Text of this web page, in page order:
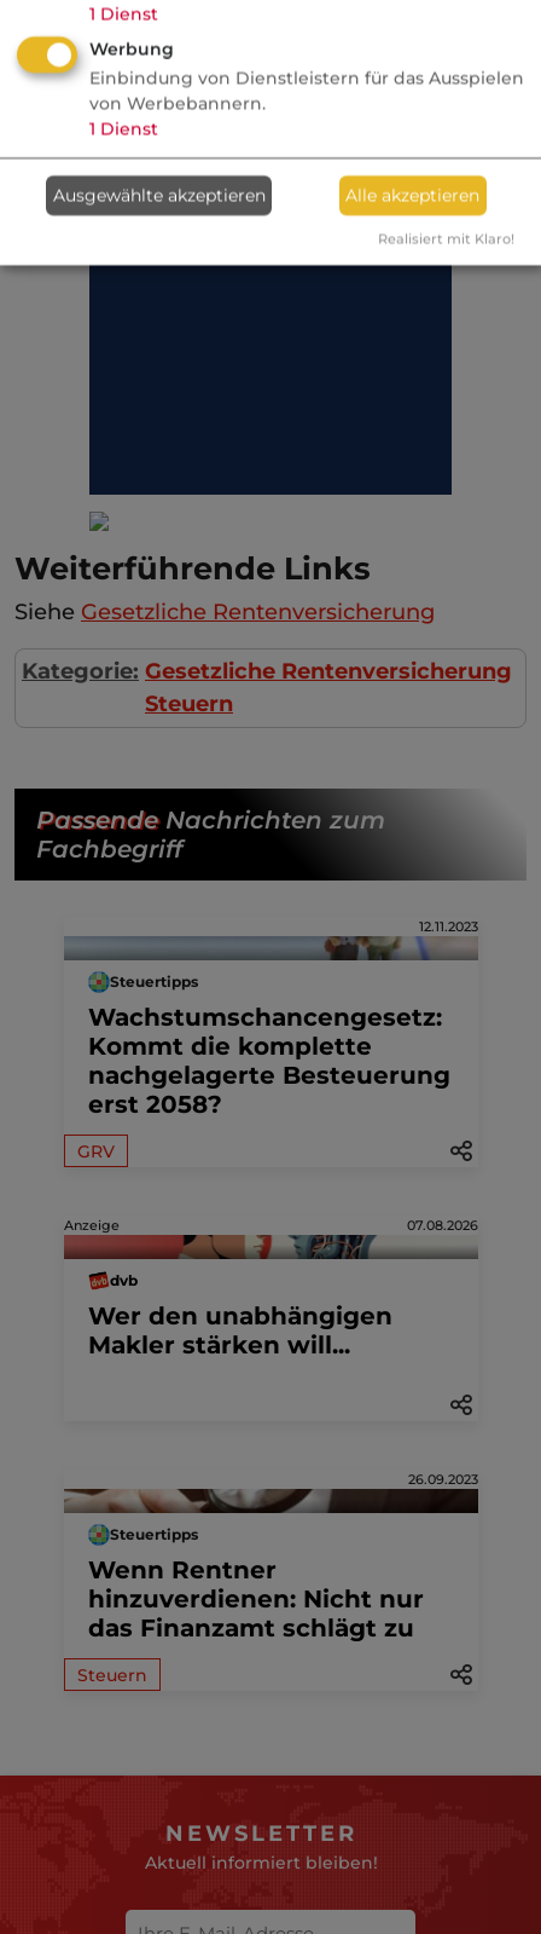
Weiterführende Links
Siehe Gesetzliche Rentenversicherung
Kategorie: Gesetzliche Rentenversicherung
Steuern
PassendeNachrichten zum
Fachbegriff
12.11.2023
Steuertipps
Wachstumschancengesetz:
Kommt die komplette
nachgelagerte Besteuerung
erst 2058?
GRV
Anzeige 07.08.2026
dvb
Wer den unabhängigen
Makler stärken will...
26.09.2023
Steuertipps
Wenn Rentner
hinzuverdienen: Nicht nur
das Finanzamt schlägt zu
Steuern
NEWSLETTER
Aktuell informiert bleiben!
1 Dienst
Werbung
Einbindung von Dienstleistern für das Ausspielen
von Werbebannern.
1 Dienst
Ausgewählte akzeptieren Alle akzeptieren
Realisiert mit Klaro!